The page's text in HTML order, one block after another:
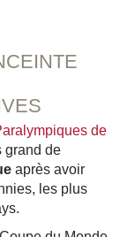
de
grand de
après avoir
les plus